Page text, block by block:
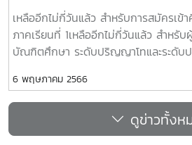
เหลืออีกไม่กี่วันแล้ว สำหรับการสมัครเข้
ภาคเรียนที่ 1เหลืออีกไม่กี่วันแล้ว สำหรั
บัณฑิตศึกษา ระดับปริญญาโทและระดับ
ครับ http://grad.mju.ac.th/applyฝ่าย
มหาวิทยาลัยแม่โจ้เปิดรับสมัครผู้ที่สนใ
โท-เอกเข้าเรียนในภาคเรียนที่ 1/2566
สุดท้ายสมัครผ่านระบบออนไลน์#สมัคร
6 พฤษภาคม 2566
ดูข่าวทั้งห